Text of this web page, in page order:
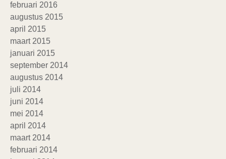
februari 2016
augustus 2015
april 2015
maart 2015
januari 2015
september 2014
augustus 2014
juli 2014
juni 2014
mei 2014
april 2014
maart 2014
februari 2014